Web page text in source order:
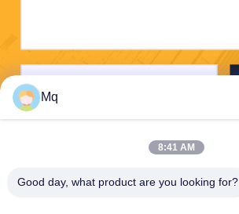
Mq
8:41 AM
Good day, what product are you looking for?